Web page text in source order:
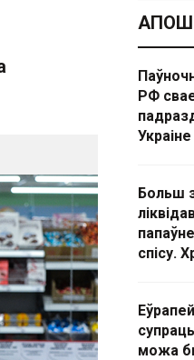
РФ
Украіне
Больш
спісу.
можа